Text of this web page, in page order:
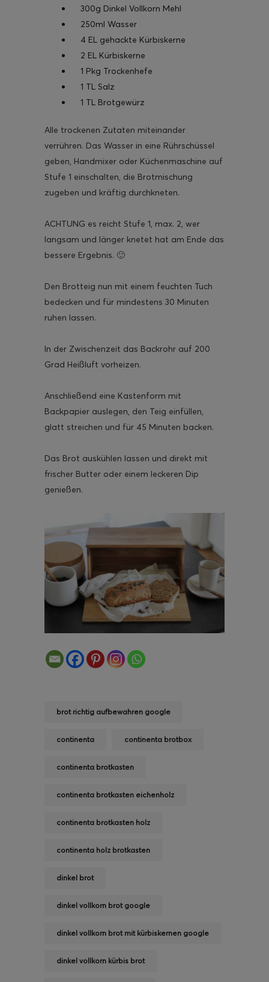
300g Dinkel Vollkorn Mehl
250ml Wasser
4 EL gehackte Kürbiskerne
2 EL Kürbiskerne
1 Pkg Trockenhefe
1 TL Salz
1 TL Brotgewürz
Alle trockenen Zutaten miteinander
verrühren. Das Wasser in eine Rührschüssel
geben, Handmixer oder Küchenmaschine auf
Stufe 1 einschalten, die Brotmischung
zugeben und kräftig durchkneten.
ACHTUNG es reicht Stufe 1, max. 2, wer
langsam und länger knetet hat am Ende das
bessere Ergebnis. 🙂
Den Brotteig nun mit einem feuchten Tuch
bedecken und für mindestens 30 Minuten
ruhen lassen.
In der Zwischenzeit das Backrohr auf 200
Grad Heißluft vorheizen.
Anschließend eine Kastenform mit
Backpapier auslegen, den Teig einfüllen,
glatt streichen und für 45 Minuten backen.
Das Brot auskühlen lassen und direkt mit
frischer Butter oder einem leckeren Dip
genießen.
brot richtig aufbewahren google
continenta continenta brotbox
continenta brotkasten
continenta brotkasten eichenholz
continenta brotkasten holz
continenta holz brotkasten
dinkel brot
dinkel vollkorn brot google
dinkel vollkorn brot mit kürbiskernen google
dinkel vollkorn kürbis brot